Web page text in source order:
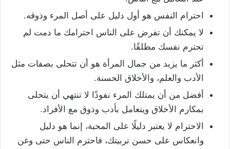
احترام النفس هو أول دليل على أصل المرء وذوقه.
لا يمكنك أن تفرض على الناس احترامك ما دمت لم
تحترم نفسك مطلقًا.
أكثر ما يزيد من جمال المرأة هو أن تتحلى بصفات مثل
الأدب والعلم، والأخلاق الحسنة.
أفضل من أن يمتلك المرء نفوذًا لا تنتهي أن يتحلى
بمكارم الأخلاق ويتعامل بأدب وذوق مع الأفراد.
الاحترام لا يعتبر دليلًا على المحبة، إنما هو دليل
وانعكاس على حسن تربيتك، فاحترم الناس حتى وغن